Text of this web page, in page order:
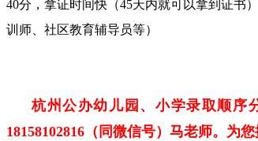
40分，拿证时间快（45天内就可以拿到证书
训师、社区教育辅导员等）
杭州公办幼儿园、小学录取顺序
18158102816（同微信号）马老师。为